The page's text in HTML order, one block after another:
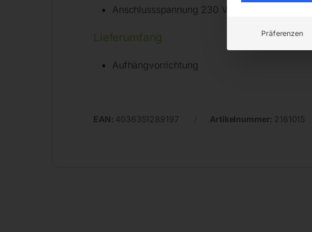
Anschlussspannung 230 V
Lieferumfang
Aufhängvorrichtung
EAN: 4036351289197 Artikelnummer: 2161015
Präferenzen